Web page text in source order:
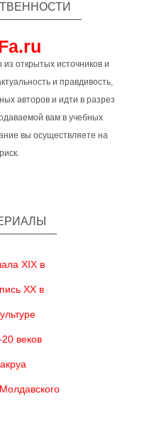
открытых источников и
и правдивость,
авторов и идти в разрез
вам в учебных
вы осуществляете на
XIX в
XX в
веков